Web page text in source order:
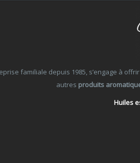
familiale depuis 1985, s’engage à
autres produits
Huiles